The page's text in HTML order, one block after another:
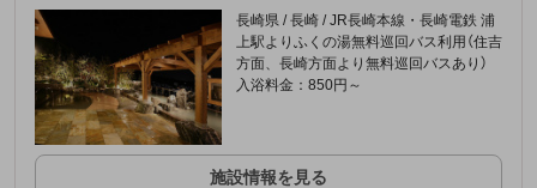
長崎県 / 長崎 / JR長崎本線・長崎電鉄 浦
上駅よりふくの湯無料巡回バス利用（住吉
方面、長崎方面より無料巡回バスあり）
入浴料金：850円～
施設情報を見る